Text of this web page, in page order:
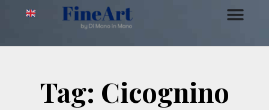
Tag: Cicognino